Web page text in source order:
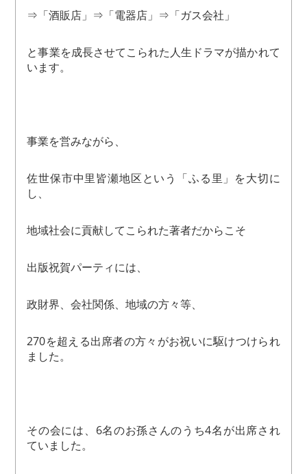
⇒「酒販店」⇒「電器店」⇒「ガス会社」
と事業を成長させてこられた人生ドラマが描かれて
います。
事業を営みながら、
佐世保市中里皆瀬地区という「ふる里」を大切に
し、
地域社会に貢献してこられた著者だからこそ
出版祝賀パーティには、
政財界、会社関係、地域の方々等、
270を超える出席者の方々がお祝いに駆けつけられ
ました。
その会には、6名のお孫さんのうち4名が出席され
ていました。